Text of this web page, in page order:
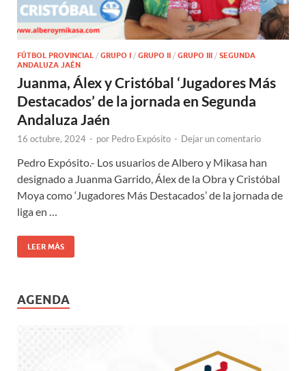
FÚTBOL PROVINCIAL / GRUPO I / GRUPO II / GRUPO III / SEGUNDA
ANDALUZA JAÉN
Juanma, Álex y Cristóbal ‘Jugadores Más
Destacados’ de la jornada en Segunda
Andaluza Jaén
16 octubre, 2024 - por Pedro Expósito - Dejar un comentario
Pedro Expósito.- Los usuarios de Albero y Mikasa han
designado a Juanma Garrido, Álex de la Obra y Cristóbal
Moya como ‘Jugadores Más Destacados’ de la jornada de
liga en …
LEER MÁS
AGENDA